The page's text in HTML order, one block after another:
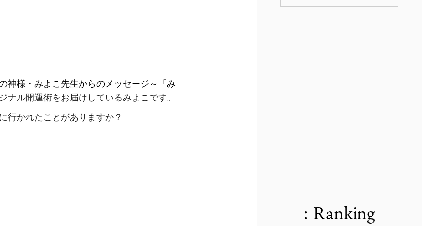
神様・みよこ先生からのメッセージ～「み
ナル開運術をお届けしているみよこです。
行かれたことがありますか？
: Ranking